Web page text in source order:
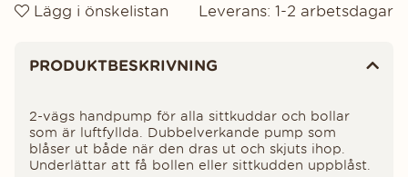
Lägg i önskelistan Leverans: 1-2 arbetsdagar
PRODUKTBESKRIVNING
2-vägs handpump för alla sittkuddar och bollar
som är luftfyllda. Dubbelverkande pump som
blåser ut både när den dras ut och skjuts ihop.
Underlättar att få bollen eller sittkudden uppblåst.